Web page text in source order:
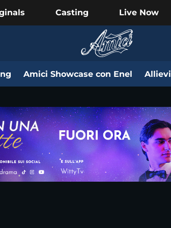
Casting Live Now
Amici Showcase con Enel Allievi